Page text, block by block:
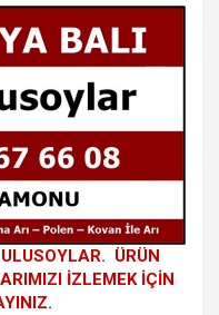
ÜRÜN
İZLEMEK İÇİN